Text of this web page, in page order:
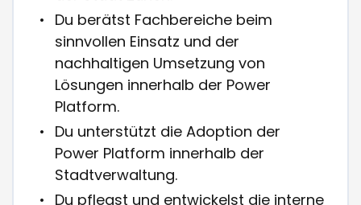
Du berätst Fachbereiche beim
sinnvollen Einsatz und der
nachhaltigen Umsetzung von
Lösungen innerhalb der Power
Platform.
Du unterstützt die Adoption der
Power Platform innerhalb der
Stadtverwaltung.
Du pflegst und entwickelst die interne